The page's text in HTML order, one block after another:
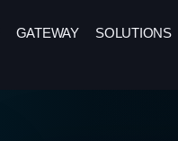
GATEWAY SOLUTIONS